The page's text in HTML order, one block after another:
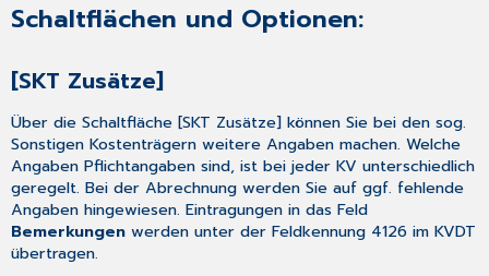
Schaltflächen und Optionen:
[SKT Zusätze]
Über die Schaltfläche [SKT Zusätze] können Sie bei den sog.
Sonstigen Kostenträgern weitere Angaben machen. Welche
Angaben Pflichtangaben sind, ist bei jeder KV unterschiedlich
geregelt. Bei der Abrechnung werden Sie auf ggf. fehlende
Angaben hingewiesen. Eintragungen in das Feld
Bemerkungen werden unter der Feldkennung 4126 im KVDT
übertragen.